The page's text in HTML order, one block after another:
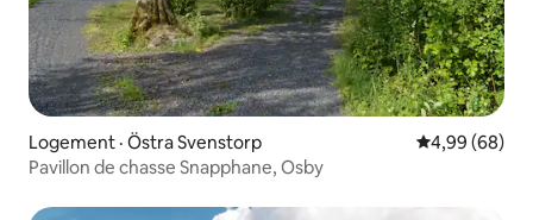
Logement · Östra Svenstorp Note
4,99 (68)
Pavillon de chasse Snapphane, Osby